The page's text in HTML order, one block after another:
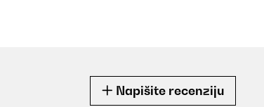
Napišite recenziju